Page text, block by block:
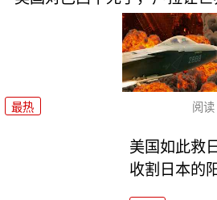
最热 阅读
美国如此救
收割日本的